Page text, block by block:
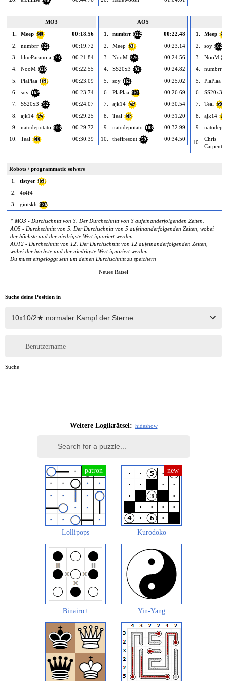
MO3
1.
Meep 91
00:18.56
2.
numbrr 322
00:19.72
3.
blueParanoia 23
00:21.84
4.
NooM 326
00:22.55
5.
PlaPlaa 161
00:23.09
6.
soy 162
00:23.74
7.
SS20x3 92
00:24.07
8.
ajk14 77
00:29.25
9.
natodepotato 103
00:29.72
10.
Teal 56 00:30.39
AO5
1.
numbrr 322
00:22.48
2.
Meep 91
00:23.14
3.
NooM 326
00:24.56
4.
SS20x3 92
00:24.82
5.
soy 162
00:25.02
6.
PlaPlaa 161
00:26.69
7.
ajk14 77
00:30.54
8.
Teal 56
00:31.20
9.
natodepotato 103
00:32.99
10.
thefiresout 59 00:34.50
1.
Meep 91
2. soy 162
3. NooM
4. numbrr
5. PlaPlaa
6. SS20x3
7. Teal 56
8. ajk14 77
9.
10.
Chris
Carpenter
Robots / programmatic solvers
1.
tlstyer 151
2.
4s4f4
3.
giotskh 186
* MO3 - Durchschnitt von 3. Der Durchschnitt von 3 aufeinanderfolgenden Zeiten.
AO5 - Durchschnitt von 5. Der Durchschnitt von 5 aufeinanderfolgenden Zeiten, wobei
der höchste und der niedrigste Wert ignoriert werden.
AO12 - Durchschnitt von 12. Der Durchschnitt von 12 aufeinanderfolgenden Zeiten,
wobei der höchste und der niedrigste Wert ignoriert werden.
Du musst eingeloggt sein um deinen Durchschnitt zu speichern
Neues Rätsel
Suche deine Position in
Benutzername
Suche
Weitere Logikrätsel: hideshow
Lollipops Kurodoko
Binairo+ Yin-Yang